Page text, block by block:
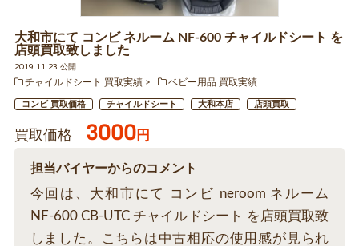
大和市にて コンビ ネルーム NF-600 チャイルドシート を
店頭買取致しました
2019.11.23 公開
チャイルドシート 買取実績
ベビー用品 買取実績
コンビ 買取価格 チャイルドシート 大和本店 店頭買取
買取価格 3000円
担当バイヤーからのコメント
今回は、大和市にて コンビ neroom ネルーム
NF-600 CB-UTC チャイルドシート を店頭買取致
しました。こちらは中古相応の使用感が見られ